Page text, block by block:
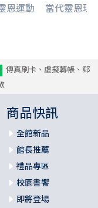
恩運動 當代靈恩現
傳真刷卡、虛擬轉帳、郵
商品快訊
全館新品
館長推薦
禮品專區
校園書饗
即將登場